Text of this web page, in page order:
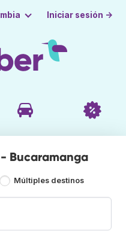
Iniciar sesión →
Bucaramanga
Múltiples destinos